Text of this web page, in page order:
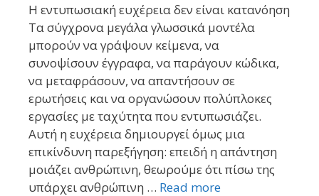
Η εντυπωσιακή ευχέρεια δεν είναι κατανόηση
Τα σύγχρονα μεγάλα γλωσσικά μοντέλα
μπορούν να γράψουν κείμενα, να
συνοψίσουν έγγραφα, να παράγουν κώδικα,
να μεταφράσουν, να απαντήσουν σε
ερωτήσεις και να οργανώσουν πολύπλοκες
εργασίες με ταχύτητα που εντυπωσιάζει.
Αυτή η ευχέρεια δημιουργεί όμως μια
επικίνδυνη παρεξήγηση: επειδή η απάντηση
μοιάζει ανθρώπινη, θεωρούμε ότι πίσω της
υπάρχει ανθρώπινη … Read more